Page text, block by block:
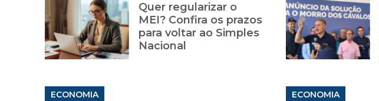
Quer regularizar o
MEI? Confira os prazos
para voltar ao Simples
Nacional
ECONOMIA ECONOMIA